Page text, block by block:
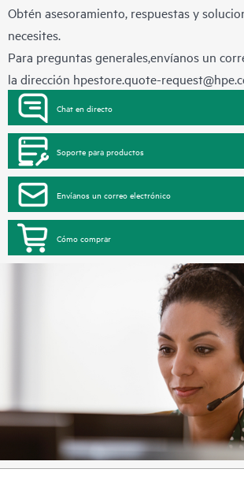
Obtén asesoramiento, respuestas y
necesites.
Para preguntas generales,envíanos un
la dirección hpestore.quote-
Chat en directo
Soporte para productos
Envíanos un correo electrónico
Cómo comprar